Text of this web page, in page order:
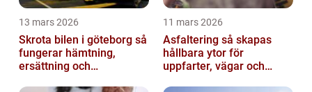
13 mars 2026
Skrota bilen i göteborg så
fungerar hämtning,
ersättning och
11 mars 2026
Asfaltering så skapas
hållbara ytor för
uppfarter, vägar och